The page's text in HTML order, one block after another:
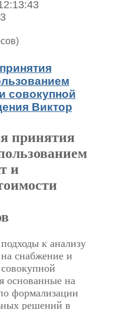
совокупной
Виктор
принятия
и
к анализу
снабжение и
основанные на
формализации
решений в